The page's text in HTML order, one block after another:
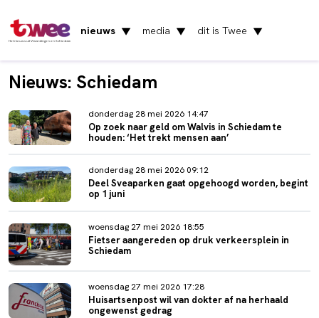
Het nieuws uit Vlaardingen en Schiedam
nieuws ▼ media ▼ dit is Twee ▼
Nieuws: Schiedam
donderdag 28 mei 2026 14:47
Op zoek naar geld om Walvis in Schiedam te
houden: ‘Het trekt mensen aan’
donderdag 28 mei 2026 09:12
Deel Sveaparken gaat opgehoogd worden, begint
op 1 juni
woensdag 27 mei 2026 18:55
Fietser aangereden op druk verkeersplein in
Schiedam
woensdag 27 mei 2026 17:28
Huisartsenpost wil van dokter af na herhaald
ongewenst gedrag